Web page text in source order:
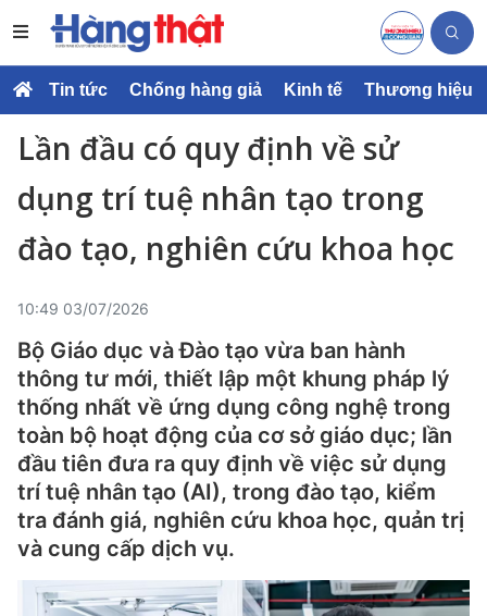
Tin tức Chống hàng giả Kinh tế Thương hiệu
Lần đầu có quy định về sử
dụng trí tuệ nhân tạo trong
đào tạo, nghiên cứu khoa học
10:49 03/07/2026
Bộ Giáo dục và Đào tạo vừa ban hành
thông tư mới, thiết lập một khung pháp lý
thống nhất về ứng dụng công nghệ trong
toàn bộ hoạt động của cơ sở giáo dục; lần
đầu tiên đưa ra quy định về việc sử dụng
trí tuệ nhân tạo (AI), trong đào tạo, kiểm
tra đánh giá, nghiên cứu khoa học, quản trị
và cung cấp dịch vụ.